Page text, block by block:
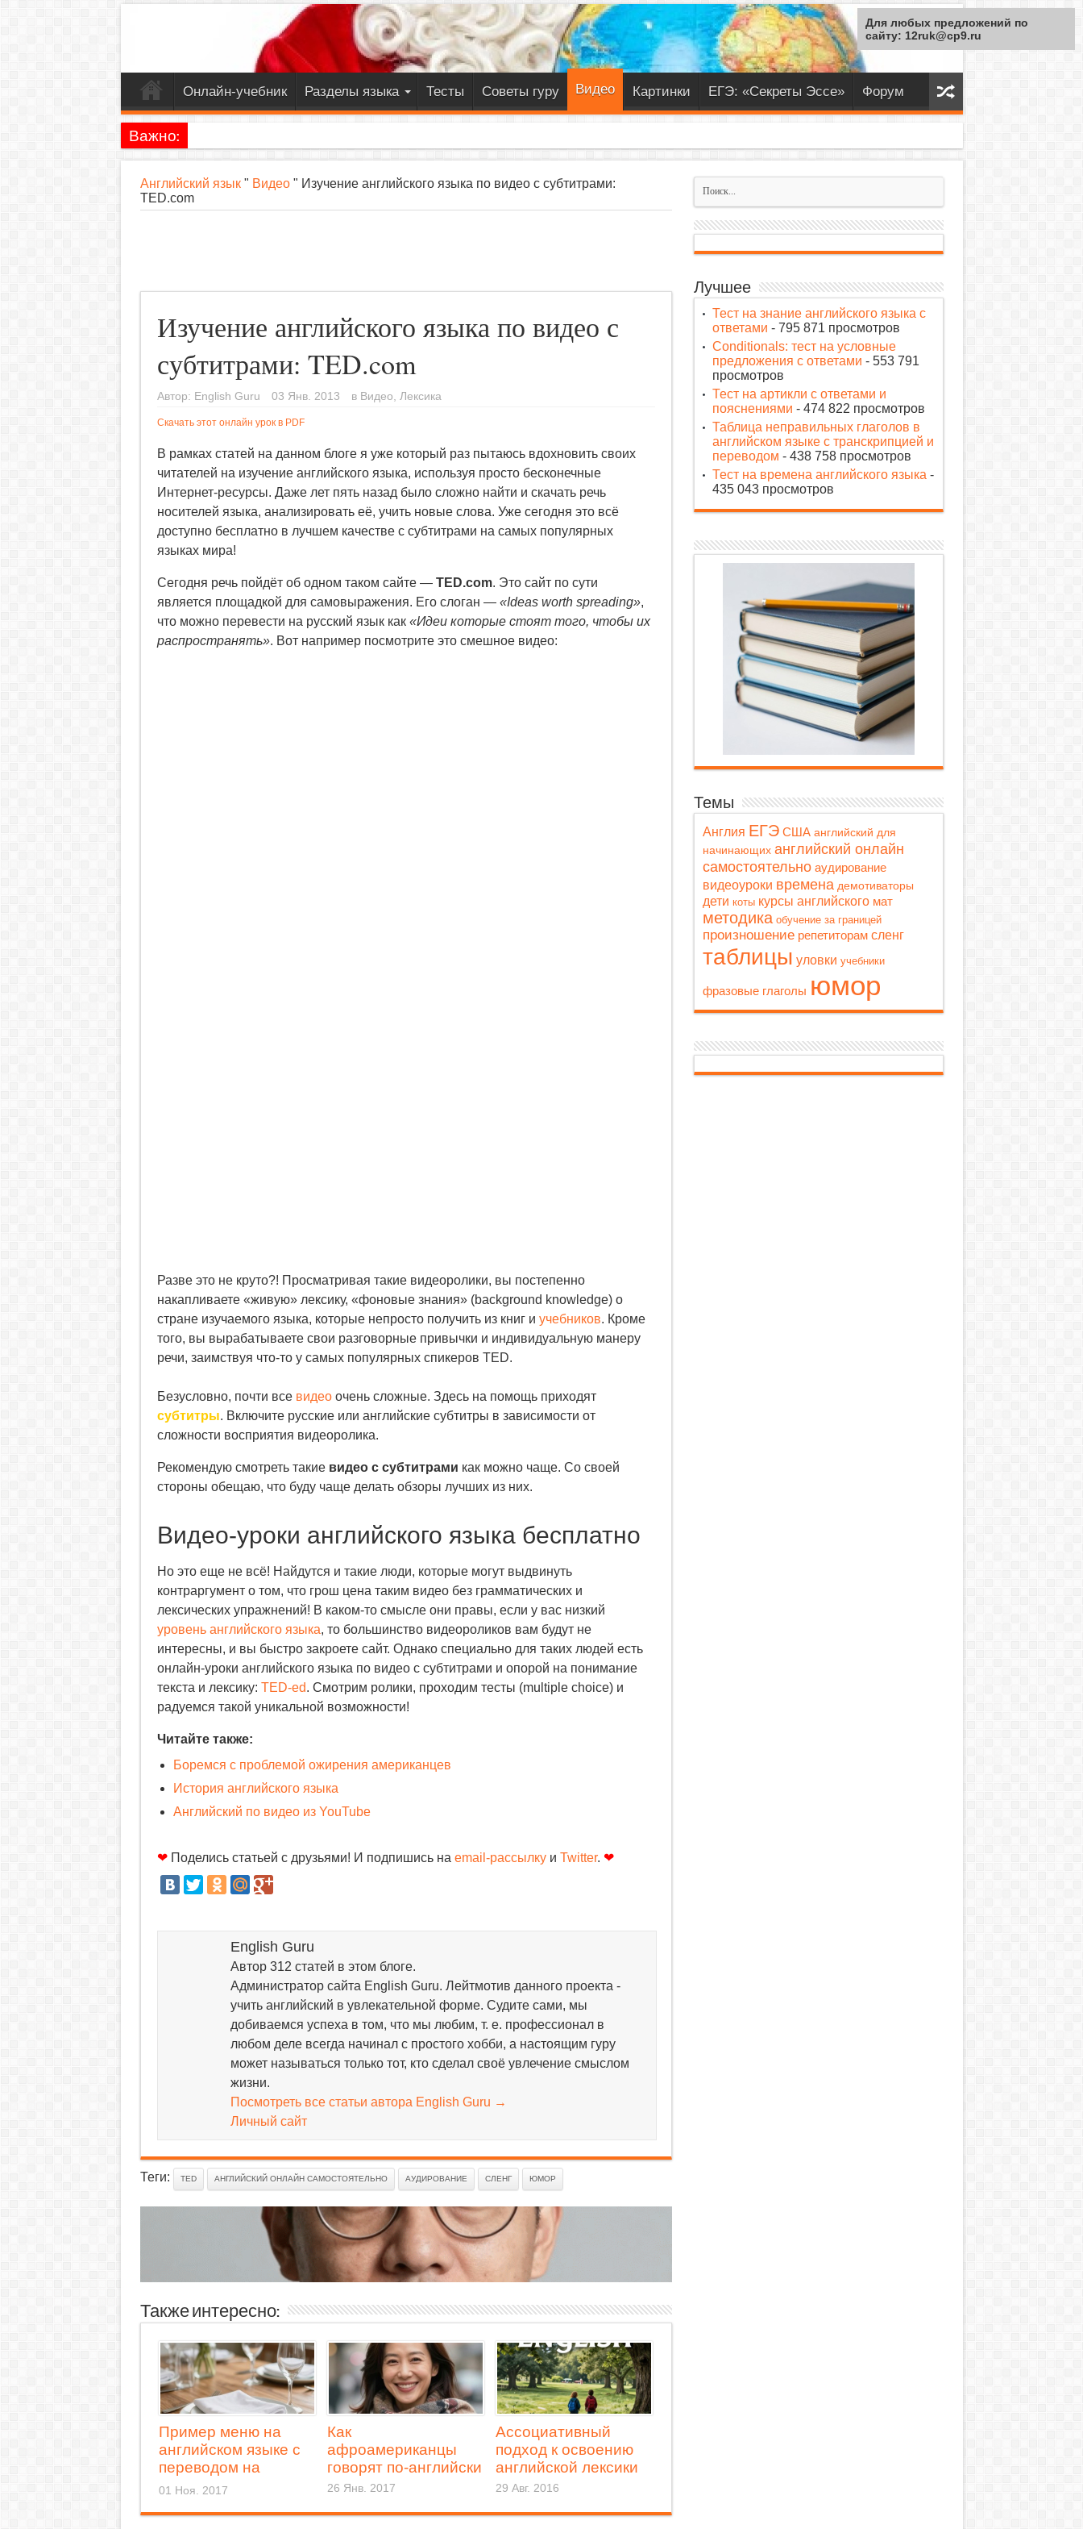
Онлайн-учебник Разделы языка Тесты Советы гуру Видео Картинки ЕГЭ: «Секреты Эссе» Форум
Важно:
Английский язык" Видео" Изучение английского языка по видео с субтитрами:
TED.com
Изучение английского языка по видео с
субтитрами: TED.com
Автор: English Guru 03 Янв. 2013 в Видео, Лексика
Скачать этот онлайн урок в PDF
В рамках статей на данном блоге я уже который раз пытаюсь вдохновить своих
читателей на изучение английского языка, используя просто бесконечные
Интернет-ресурсы. Даже лет пять назад было сложно найти и скачать речь
носителей языка, анализировать её, учить новые слова. Уже сегодня это всё
доступно бесплатно в лучшем качестве с субтитрами на самых популярных
языках мира!
Сегодня речь пойдёт об одном таком сайте — TED.com. Это сайт по сути
является площадкой для самовыражения. Его слоган — «Ideas worth spreading»,
что можно перевести на русский язык как «Идеи которые стоят того, чтобы их
распространять». Вот например посмотрите это смешное видео:
Разве это не круто?! Просматривая такие видеоролики, вы постепенно
накапливаете «живую» лексику, «фоновые знания» (background knowledge) о
стране изучаемого языка, которые непросто получить из книг и учебников. Кроме
того, вы вырабатываете свои разговорные привычки и индивидуальную манеру
речи, заимствуя что-то у самых популярных спикеров TED.
Безусловно, почти все видеоочень сложные. Здесь на помощь приходят
субтитры. Включите русские или английские субтитры в зависимости от
сложности восприятия видеоролика.
Рекомендую смотреть такие видео с субтитрами как можно чаще. Со своей
стороны обещаю, что буду чаще делать обзоры лучших из них.
Видео-уроки английского языка бесплатно
Но это еще не всё! Найдутся и такие люди, которые могут выдвинуть
контраргумент о том, что грош цена таким видео без грамматических и
лексических упражнений! В каком-то смысле они правы, если у вас низкий
уровень английского языка, то большинство видеороликов вам будут не
интересны, и вы быстро закроете сайт. Однако специально для таких людей есть
онлайн-уроки английского языка по видео с субтитрами и опорой на понимание
текста и лексику: TED-ed. Смотрим ролики, проходим тесты (multiple choice) и
радуемся такой уникальной возможности!
Читайте также:
Боремся с проблемой ожирения американцев
История английского языка
Английский по видео из YouTube
❤Поделись статьей с друзьями! И подпишись на email-рассылкуи Twitter. ❤
English Guru
Автор 312 статей в этом блоге.
Администратор сайта English Guru. Лейтмотив данного проекта -
учить английский в увлекательной форме. Судите сами, мы
добиваемся успеха в том, что мы любим, т. е. профессионал в
любом деле всегда начинал с простого хобби, а настоящим гуру
может называться только тот, кто сделал своё увлечение смыслом
жизни.
Посмотреть все статьи автора English Guru →
Личный сайт
Теги: TED АНГЛИЙСКИЙ ОНЛАЙН САМОСТОЯТЕЛЬНО АУДИРОВАНИЕ СЛЕНГ ЮМОР
Также интересно:
Пример меню на
английском языке с
переводом на
русский
01 Ноя. 2017
Как
афроамериканцы
говорят по-английски
26 Янв. 2017
Ассоциативный
подход к освоению
английской лексики
29 Авг. 2016
Лучшее
Тест на знание английского языка с
ответами - 795 871 просмотров
Conditionals: тест на условные
предложения с ответами - 553 791
просмотров
Тест на артикли с ответами и
пояснениями - 474 822 просмотров
Таблица неправильных глаголов в
английском языке с транскрипцией и
переводом - 438 758 просмотров
Тест на времена английского языка -
435 043 просмотров
Темы
Англия ЕГЭ США английский для
начинающих английский онлайн
самостоятельно аудирование
видеоуроки времена демотиваторы
дети коты курсы английского мат
методика обучение за границей
произношение репетиторам сленг
таблицы уловки учебники
фразовые глаголы юмор
Для любых предложений по
сайту: 12ruk@cp9.ru